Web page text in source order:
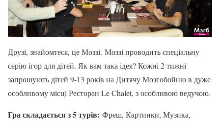
Друзі, знайомтеся, це Моззі. Моззі проводить спеціальну
серію ігор для дітей. Як вам така ідея? Кожні 2 тижні
запрошують дітей 9-13 років на Дитячу Мозгобойню в дуже
особливому місці Ресторан Le Chalet, з особливою ведучою.
Гра складається з 5 турів: Фреш, Картинки, Музика,